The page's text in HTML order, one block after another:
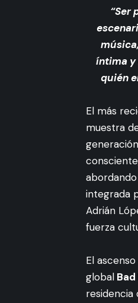
“Ser
íntima y
quién
El más
muestra
integrada
Adrián
fuerza
El
global
residencia